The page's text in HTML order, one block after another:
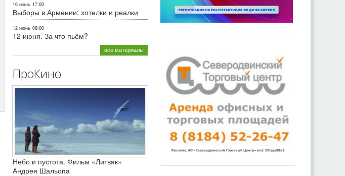
16 июнь 17:00
Выборы в Армении: хотелки и реалки
12 июнь 09:00
12 июня. За что пьём?
все материалы
ПроКино
Небо и пустота. Фильм «Литвяк»
Андрея Шальопа